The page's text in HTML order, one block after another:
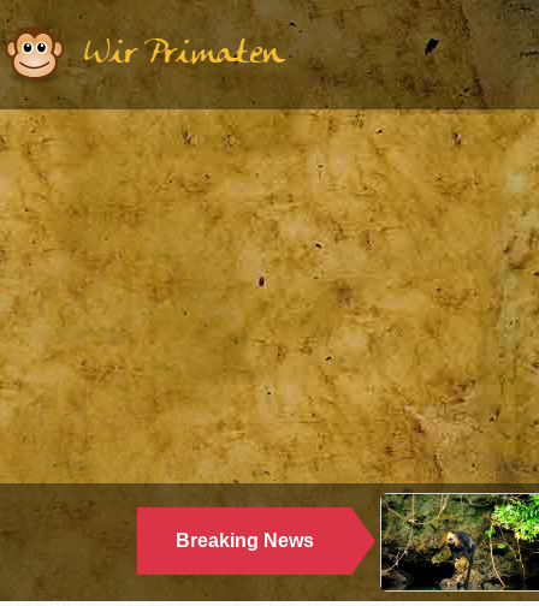
Wir Primaten
Breaking News
28.10.2024
WARUM LANGUREN SALZWASSER